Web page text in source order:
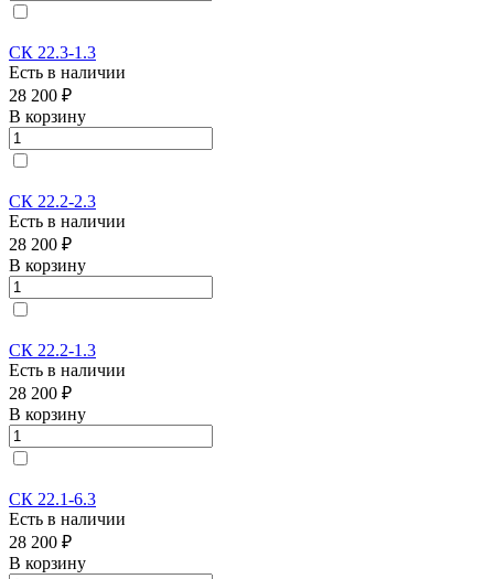
СК 22.3-1.3
Есть в наличии
28 200 ₽
В корзину
СК 22.2-2.3
Есть в наличии
28 200 ₽
В корзину
СК 22.2-1.3
Есть в наличии
28 200 ₽
В корзину
СК 22.1-6.3
Есть в наличии
28 200 ₽
В корзину